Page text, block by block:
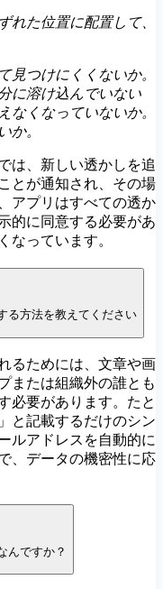
れた位置に配置して、
見つけにくくないか。
に溶け込んでいない
なくなっていないか。
か。
は、新しい透かしを追
とが通知され、その場
アプリはすべての透か
的に同意する必要があ
なっています。
る方法を教えてください
るためには、文章や画
または組織外の誰とも
必要があります。たと
」と記載するだけのシン
ルアドレスを自動的に
、データの機密性に応
んですか？